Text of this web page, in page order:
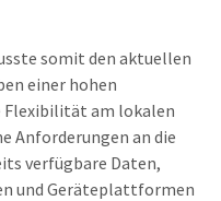
somit den aktuellen
einer hohen
am lokalen
Anforderungen an die
verfügbare Daten,
und Geräteplattformen